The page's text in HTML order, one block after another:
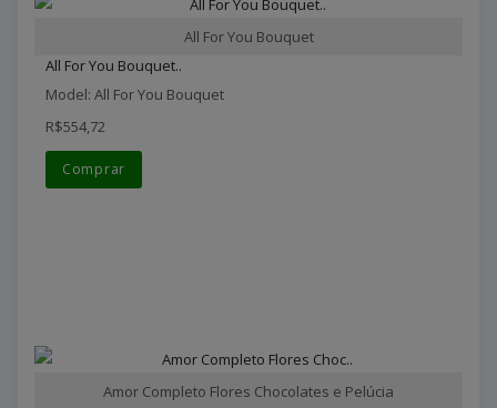
All For You Bouquet
All For You Bouquet..
Model: All For You Bouquet
R$554,72
Comprar
Amor Completo Flores Chocolates e Pelúcia